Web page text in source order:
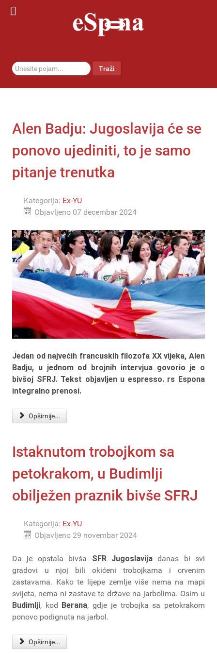
traži... Traži
Alen Badju: Jugoslavija će se
ponovo ujediniti, to je samo
pitanje trenutka
Kategorija: Ex-YU
Objavljeno 07 decembar 2024
Jedan od najvećih francuskih filozofa XX vijeka, Alen
Badju, u jednom od brojnih intervjua govorio je o
bivšoj SFRJ. Tekst objavljen u espresso. rs Espona
integralno prenosi.
Opširnije...
Istaknutom trobojkom sa
petokrakom, u Budimlji
obilježen praznik bivše SFRJ
Kategorija: Ex-YU
Objavljeno 29 novembar 2024
Da je opstala bivša SFR Jugoslavijadanas bi svi
gradovi u njoj bili okićeni trobojkama i crvenim
zastavama. Kako te lijepe zemlje više nema na mapi
svijeta, nema ni zastave te države na jarbolima. Osim u
Budimlji, kod Berana, gdje je trobojka sa petokrakom
ponovo podignuta na jarbol.
Opširnije...